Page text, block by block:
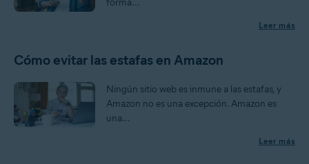
forma...
Leer más
Cómo evitar las estafas en Amazon
Ningún sitio web es inmune a las estafas, y
Amazon no es una excepción. Amazon es
una...
Leer más